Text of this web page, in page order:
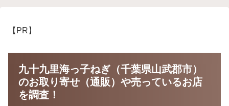
【PR】
九十九里海っ子ねぎ（千葉県山武郡市）
のお取り寄せ（通販）や売っているお店
を調査！